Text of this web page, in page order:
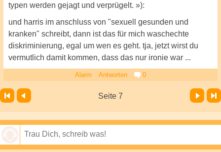
typen werden gejagt und verprügelt. »):
und harris im anschluss von "sexuell gesunden und
kranken" schreibt, dann ist das für mich waschechte
diskriminierung, egal um wen es geht. tja, jetzt wirst du
vermutlich damit kommen, dass das nur ironie war ...
Alarm Antworten 0
Seite 7
Vor Letzte Seite